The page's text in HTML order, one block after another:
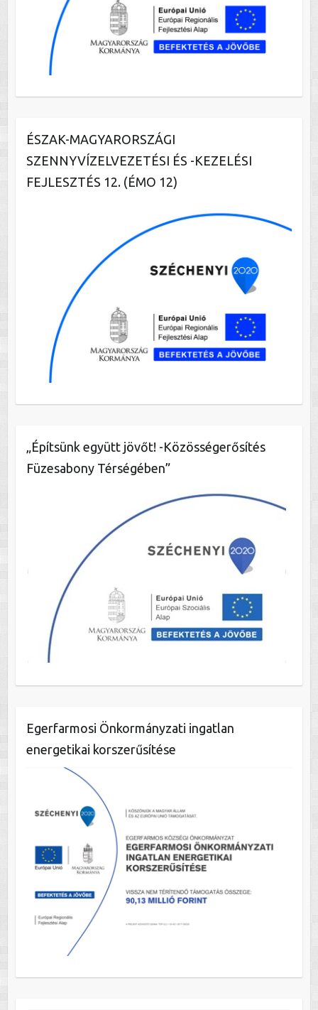
ÉSZAK-MAGYARORSZÁGI
SZENNYVÍZELVEZETÉSI ÉS -KEZELÉSI
FEJLESZTÉS 12. (ÉMO 12)
„Építsünk együtt jövőt! -Közösségerősítés
Füzesabony Térségében”
Egerfarmosi Önkormányzati ingatlan
energetikai korszerűsítése